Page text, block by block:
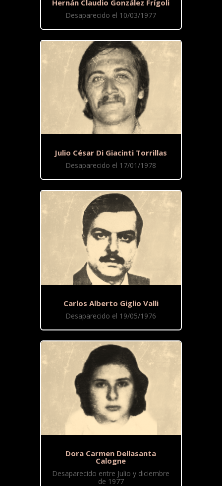
Hernán Claudio González Frígoli
Desaparecido el 10/03/1977
Julio César Di Giacinti Torrillas
Desaparecido el 17/01/1978
Carlos Alberto Giglio Valli
Desaparecido el 19/05/1976
Dora Carmen Dellasanta
Calogne
Desaparecido entre Julio y diciembre
de 1977